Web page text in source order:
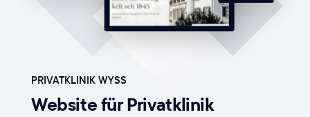
PRIVATKLINIK WYSS
Website für Privatklinik